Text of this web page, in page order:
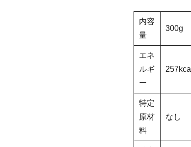
内容
量
300g
エネ
ルギ
ー
257kcal
特定
原材
料
なし